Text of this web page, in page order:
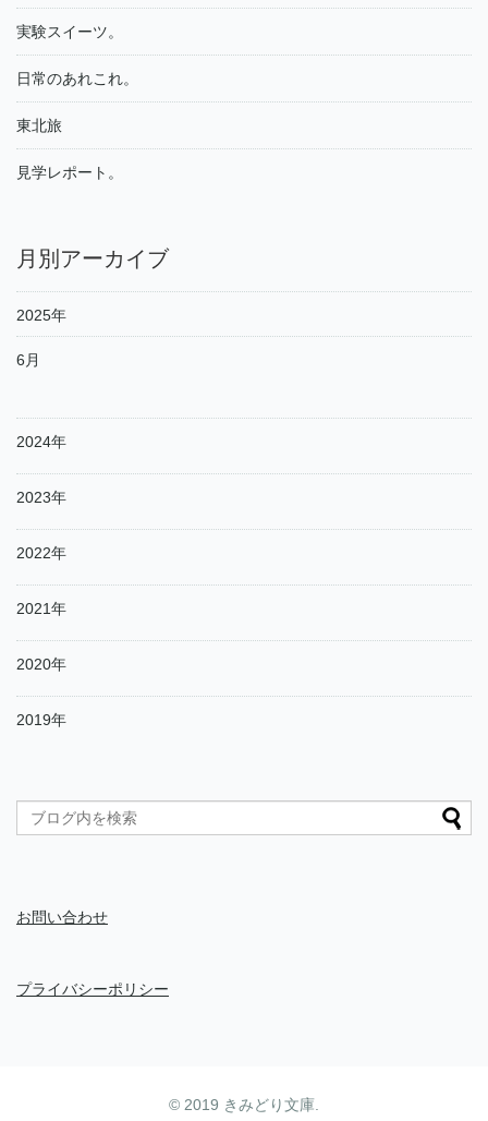
実験スイーツ。
日常のあれこれ。
東北旅
見学レポート。
月別アーカイブ
2025年
6月
2024年
2023年
2022年
2021年
2020年
2019年
お問い合わせ
プライバシーポリシー
© 2019 きみどり文庫.